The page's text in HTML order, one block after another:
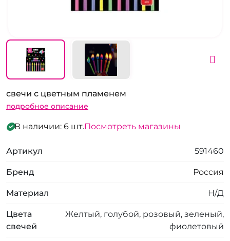
свечи с цветным пламенем
подробное описание
В наличии: 6 шт.Посмотреть магазины
Артикул 591460
Бренд Россия
Материал Н/Д
Цвета
свечей
Желтый, голубой, розовый, зеленый,
фиолетовый